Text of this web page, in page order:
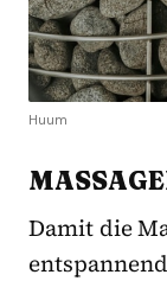
Huum
Damit die